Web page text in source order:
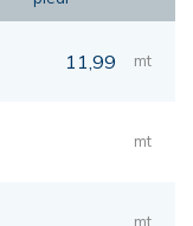
11,99 mt
mt
mt